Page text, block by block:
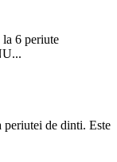
la 6 periute
periutei de dinti. Este